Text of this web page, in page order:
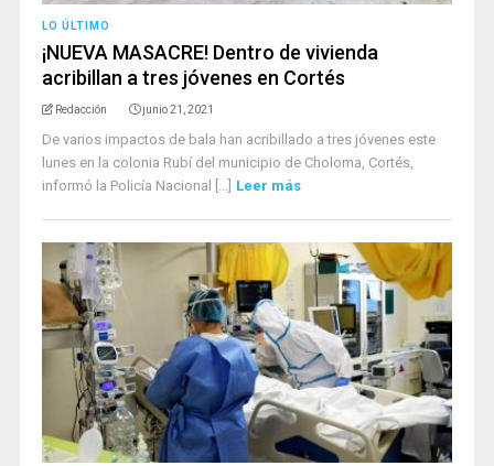
LO ÚLTIMO
¡NUEVA MASACRE! Dentro de vivienda
acribillan a tres jóvenes en Cortés
Redacción junio 21, 2021
De varios impactos de bala han acribillado a tres jóvenes este
lunes en la colonia Rubí del municipio de Choloma, Cortés,
informó la Policía Nacional [...] Leer más